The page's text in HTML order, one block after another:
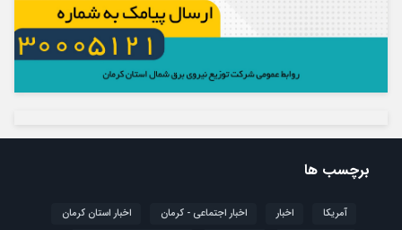
برچسب ها
آمریکا اخبار اخبار اجتماعی - کرمان
اخبار استان کرمان